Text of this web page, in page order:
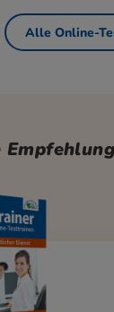
Alle Online-